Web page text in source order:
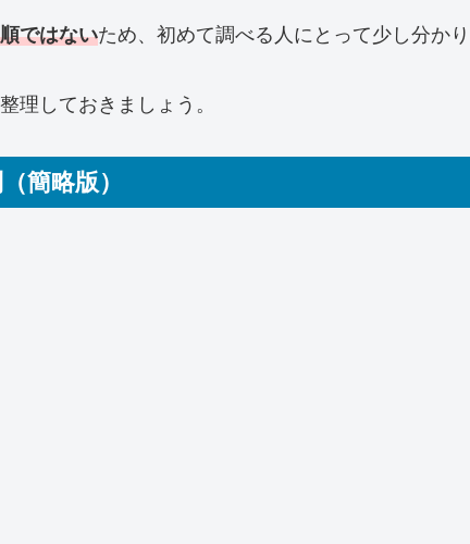
ではないため、初めて調べる人にとって少し分かり
理しておきましょう。
簡略版）